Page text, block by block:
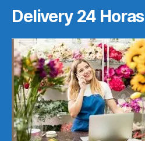
Delivery 24 Horas